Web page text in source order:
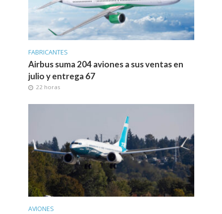
FABRICANTES
Airbus suma 204 aviones a sus ventas en
julio y entrega 67
22 horas
AVIONES